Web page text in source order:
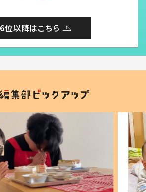
6位以降はこちら